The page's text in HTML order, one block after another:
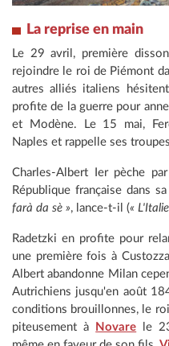
La reprise en main
Le 29 avril, première
rejoindre le roi de Piémont
autres alliés italiens
profite de la guerre pour
et Modène. Le 15 mai,
Naples et rappelle ses
Charles-Albert Ier pèche
République française dans
farà da sè », lance-t-il («
Radetzki en profite pour
une première fois à
Albert abandonne Milan
Autrichiens jusqu'en août
conditions brouillonnes, le
piteusement à
Novare le